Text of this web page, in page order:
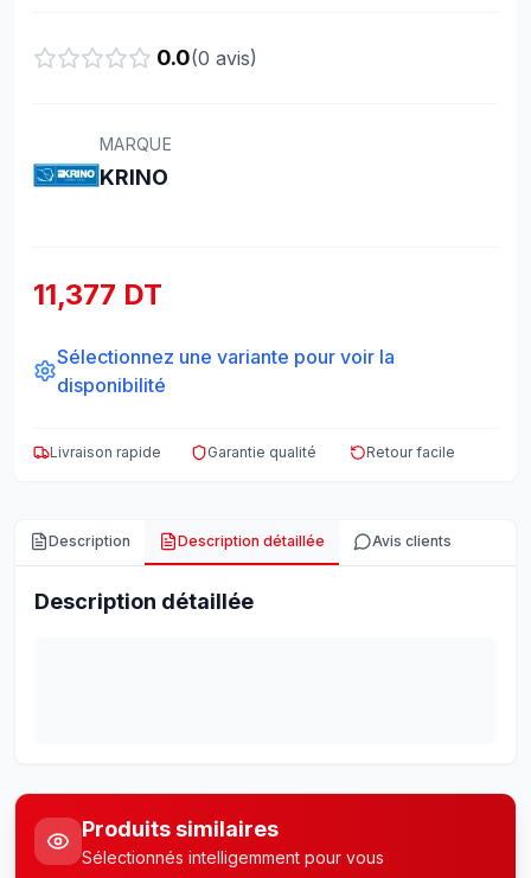
0.0(0 avis)
MARQUE
KRINO
11,377 DT
Sélectionnez une variante pour voir la
disponibilité
Livraison rapide Garantie qualité Retour facile
Description Description détaillée Avis clients
Description détaillée
Produits similaires
Sélectionnés intelligemment pour vous